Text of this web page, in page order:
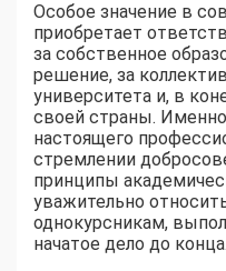
Особое значение в
приобретает
за собственное
решение, за
университета и, в
своей страны. Именно
настоящего
стремлении
принципы
уважительно
однокурсникам,
начатое дело до конца.